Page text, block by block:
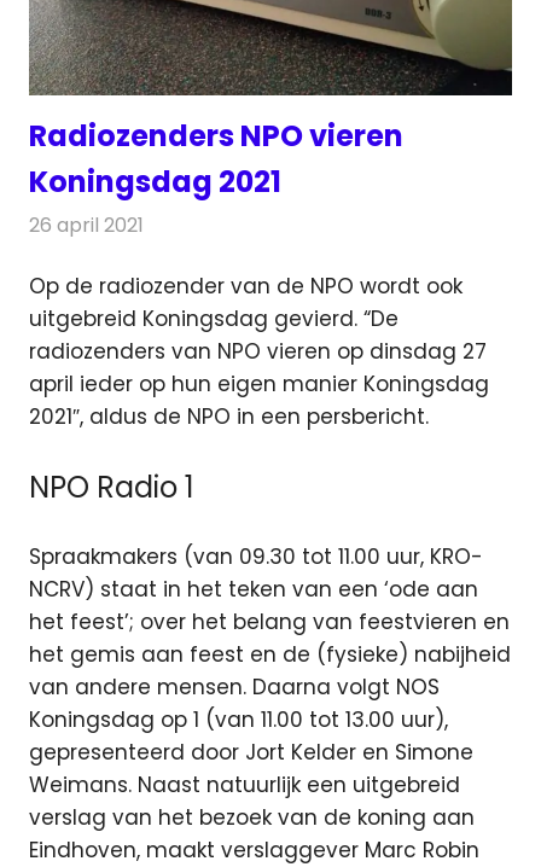
Radiozenders NPO vieren
Koningsdag 2021
26 april 2021
Op de radiozender van de NPO wordt ook
uitgebreid Koningsdag gevierd. “De
radiozenders van NPO vieren op dinsdag 27
april ieder op hun eigen manier Koningsdag
2021″, aldus de NPO in een persbericht.
NPO Radio 1
Spraakmakers (van 09.30 tot 11.00 uur, KRO-
NCRV) staat in het teken van een ‘ode aan
het feest’; over het belang van feestvieren en
het gemis aan feest en de (fysieke) nabijheid
van andere mensen. Daarna volgt NOS
Koningsdag op 1 (van 11.00 tot 13.00 uur),
gepresenteerd door Jort Kelder en Simone
Weimans. Naast natuurlijk een uitgebreid
verslag van het bezoek van de koning aan
Eindhoven, maakt verslaggever Marc Robin